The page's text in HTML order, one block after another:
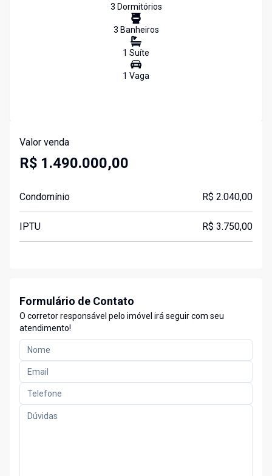
3 Dormitórios
3 Banheiros
1 Suíte
1 Vaga
Valor venda
R$ 1.490.000,00
Condomínio R$ 2.040,00
IPTU R$ 3.750,00
Formulário de Contato
O corretor responsável pelo imóvel irá seguir com seu
atendimento!